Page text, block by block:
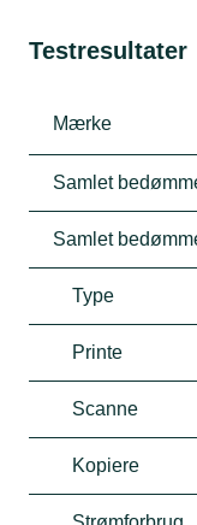
Testresultater
Mærke
Samlet
Samlet
Type
Printe
Scanne
Kopiere